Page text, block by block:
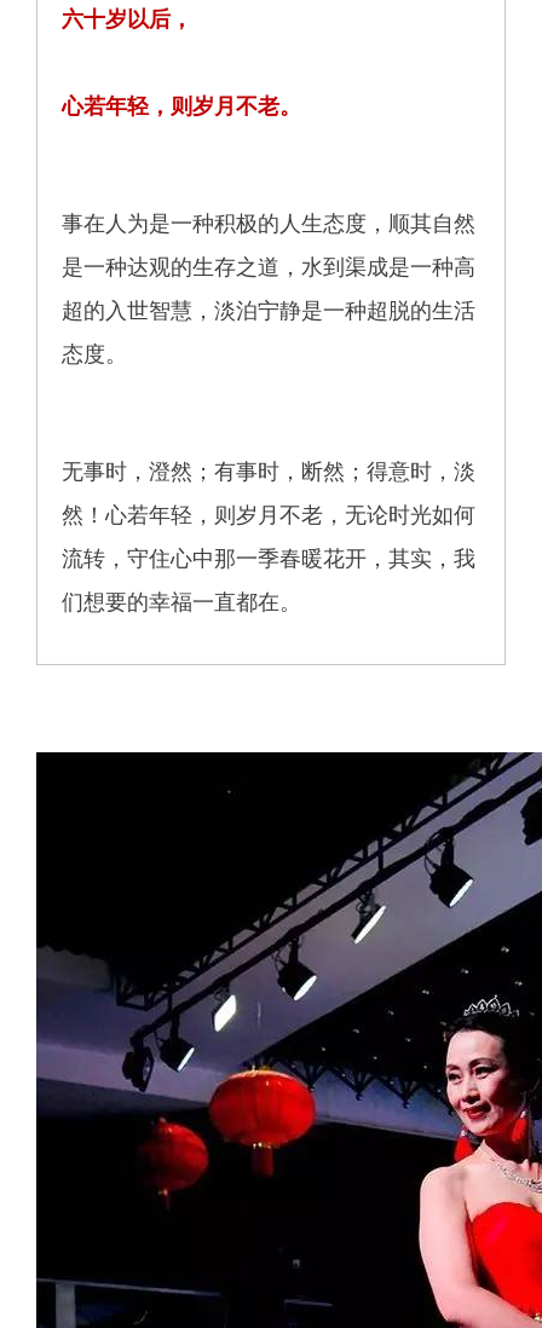
六十岁以后，
心若年轻，则岁月不老。
事在人为是一种积极的人生态度，顺其自然
是一种达观的生存之道，水到渠成是一种高
超的入世智慧，淡泊宁静是一种超脱的生活
态度。
无事时，澄然；有事时，断然；得意时，淡
然！心若年轻，则岁月不老，无论时光如何
流转，守住心中那一季春暖花开，其实，我
们想要的幸福一直都在。